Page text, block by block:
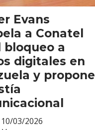
Evans
a Conatel
bloqueo a
digitales en
y propone
10/03/2026
información diaria